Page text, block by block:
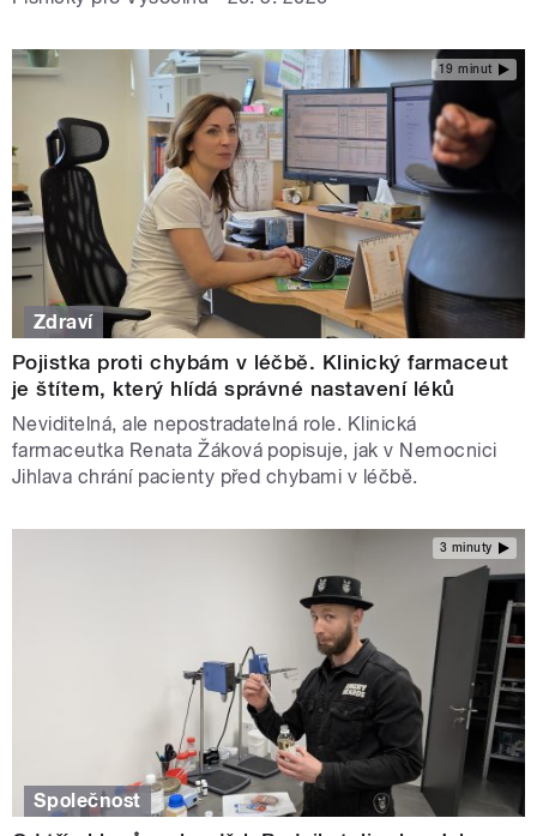
19 minut
Zdraví
Pojistka proti chybám v léčbě. Klinický farmaceut
je štítem, který hlídá správné nastavení léků
Neviditelná, ale nepostradatelná role. Klinická
farmaceutka Renata Žáková popisuje, jak v Nemocnici
Jihlava chrání pacienty před chybami v léčbě.
3 minuty
Společnost